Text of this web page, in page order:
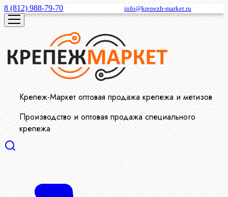
8 (812) 988-79-70 info@krepezh-market.ru
Крепеж-Маркет оптовая продажа крепежа и метизов
Производство и оптовая продажа специального
крепежа